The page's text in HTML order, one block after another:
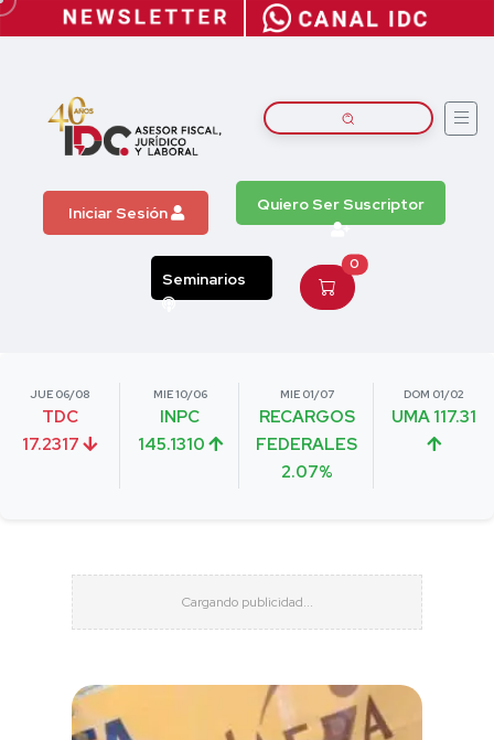
Iniciar Sesión Quiero Ser Suscriptor
Seminarios
0
JUE 06/08
TDC
17.2317
MIE 10/06
INPC
145.1310
MIE 01/07
RECARGOS
FEDERALES
2.07%
DOM 01/02
UMA 117.31